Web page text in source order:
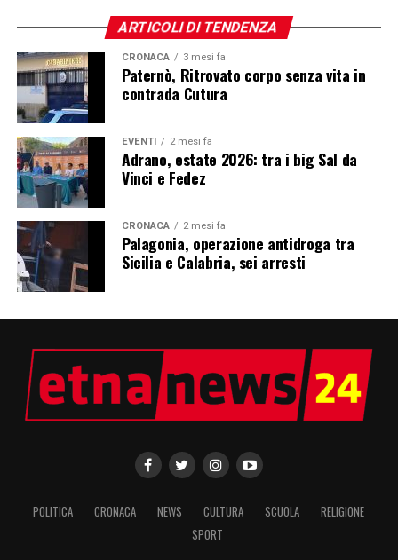
ARTICOLI DI TENDENZA
CRONACA 3 mesi fa
Paternò, Ritrovato corpo senza vita in
contrada Cutura
EVENTI 2 mesi fa
Adrano, estate 2026: tra i big Sal da
Vinci e Fedez
CRONACA 2 mesi fa
Palagonia, operazione antidroga tra
Sicilia e Calabria, sei arresti
POLITICA CRONACA NEWS CULTURA SCUOLA
RELIGIONE
SPORT